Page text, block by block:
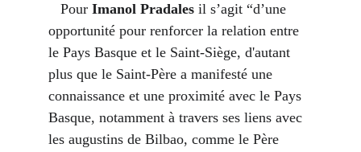
   Pour
Imanol Pradales il s’agit “d’une
opportunité pour renforcer la relation entre
le Pays Basque et le Saint-Siège, d'autant
plus que le Saint-Père a manifesté une
connaissance et une proximité avec le Pays
Basque, notamment à travers ses liens avec
les augustins de Bilbao, comme le Père